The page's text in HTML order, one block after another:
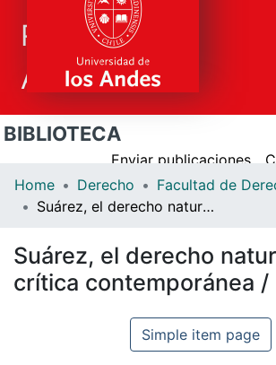
Repositorio
Académico
Research
All Repository
BIBLIOTECA
Enviar publicaciones
Home
Derecho
Facultad de
Suárez, el derecho natural y la crítica contemporánea /
Suárez, el derecho
crítica contemporánea /
Simple item page